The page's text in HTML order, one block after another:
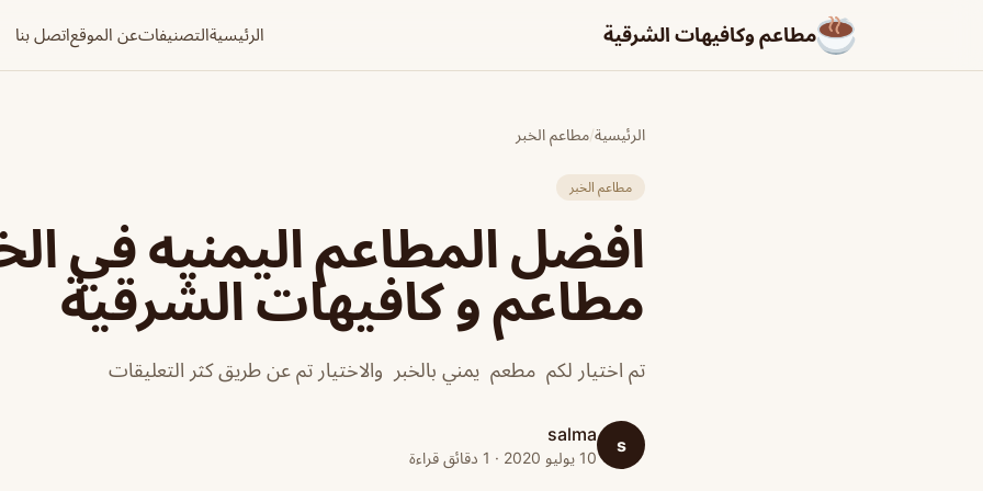
مطاعم وكافيهات الشرقية الرئيسيةالتصنيفاتعن الموقعاتصل بنا
الرئيسية/مطاعم الخبر
مطاعم الخبر
افضل المطاعم اليمنيه في
مطاعم و كافيهات الشرقية
تم اختيار لكم مطعم يمني بالخبر والاختيار تم عن طريق كثر التعليقات
s
salma
10 يوليو 2020 · 1 دقائق قراءة